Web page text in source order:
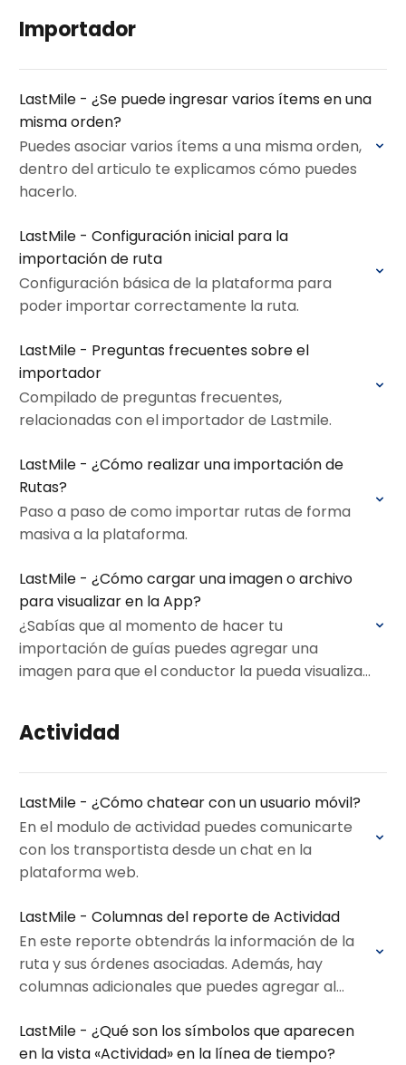
Importador
LastMile - ¿Se puede ingresar varios ítems en una
misma orden?
Puedes asociar varios ítems a una misma orden,
dentro del articulo te explicamos cómo puedes
hacerlo.
LastMile - Configuración inicial para la
importación de ruta
Configuración básica de la plataforma para
poder importar correctamente la ruta.
LastMile - Preguntas frecuentes sobre el
importador
Compilado de preguntas frecuentes,
relacionadas con el importador de Lastmile.
LastMile - ¿Cómo realizar una importación de
Rutas?
Paso a paso de como importar rutas de forma
masiva a la plataforma.
LastMile - ¿Cómo cargar una imagen o archivo
para visualizar en la App?
¿Sabías que al momento de hacer tu
importación de guías puedes agregar una
imagen para que el conductor la pueda visualizar
Actividad
LastMile - ¿Cómo chatear con un usuario móvil?
En el modulo de actividad puedes comunicarte
con los transportista desde un chat en la
plataforma web.
LastMile - Columnas del reporte de Actividad
En este reporte obtendrás la información de la
ruta y sus órdenes asociadas. Además, hay
columnas adicionales que puedes agregar al
LastMile - ¿Qué son los símbolos que aparecen
en la vista «Actividad» en la línea de tiempo?